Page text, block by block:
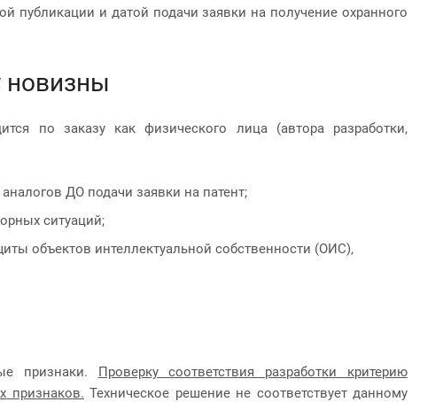
публикации и датой подачи заявки на получение охранного
новизны
по заказу как физического лица (автора разработки,
ДО подачи заявки на патент;
ситуаций;
объектов интеллектуальной собственности (ОИС),
признаки. Проверку соответствия разработки критерию
признаков. Техническое решение не соответствует данному